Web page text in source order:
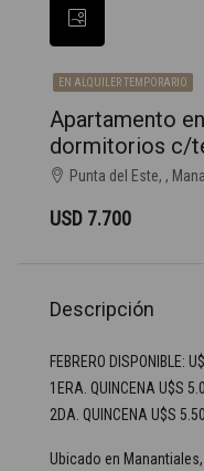
EN ALQUILER TEMPORARIO
Apartamento
dormitorios c/
Punta del Este, ,
USD 7.700
Descripción
FEBRERO DISPONIBLE:
1ERA. QUINCENA U$S
2DA. QUINCENA U$S
Ubicado en